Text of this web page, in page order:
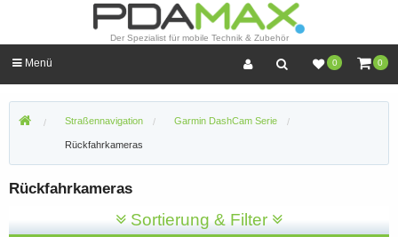
Der Spezialist für mobile Technik & Zubehör
0 0
Menü
Straßennavigation Garmin DashCam Serie
Rückfahrkameras
Rückfahrkameras
Sortierung & Filter